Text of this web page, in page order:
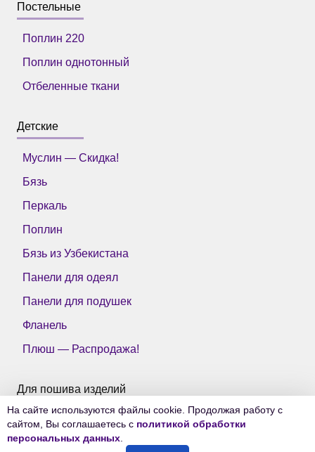
Постельные
Поплин 220
Поплин однотонный
Отбеленные ткани
Детские
Муслин — Скидка!
Бязь
Перкаль
Поплин
Бязь из Узбекистана
Панели для одеял
Панели для подушек
Фланель
Плюш — Распродажа!
Для пошива изделий
Все ткани Тейково
На сайте используются файлы cookie. Продолжая работу с
сайтом, Вы соглашаетесь с политикой обработки
персональных данных